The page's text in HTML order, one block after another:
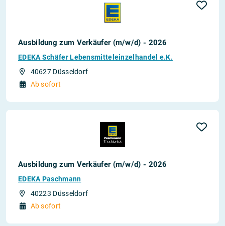
Ausbildung zum Verkäufer (m/w/d) - 2026
EDEKA Schäfer Lebensmitteleinzelhandel e.K.
40627 Düsseldorf
Ab sofort
Ausbildung zum Verkäufer (m/w/d) - 2026
EDEKA Paschmann
40223 Düsseldorf
Ab sofort